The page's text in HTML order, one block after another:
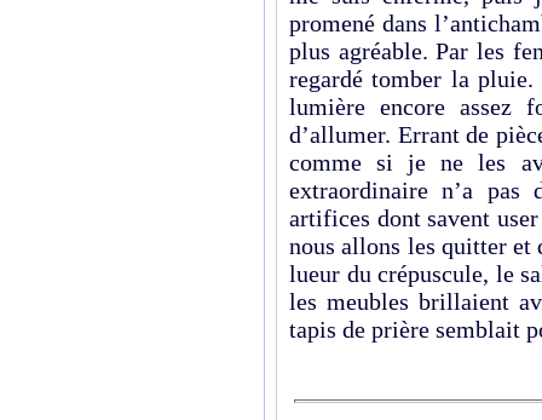
promené dans
plus agréable. Par les
regardé tomber la
lumière encore assez
d’allumer. Errant de
comme si je ne les
extraordinaire n’a pas
artifices dont savent
nous allons les quitter et
lueur du crépuscule, le
les meubles brillaient
tapis de prière semblait